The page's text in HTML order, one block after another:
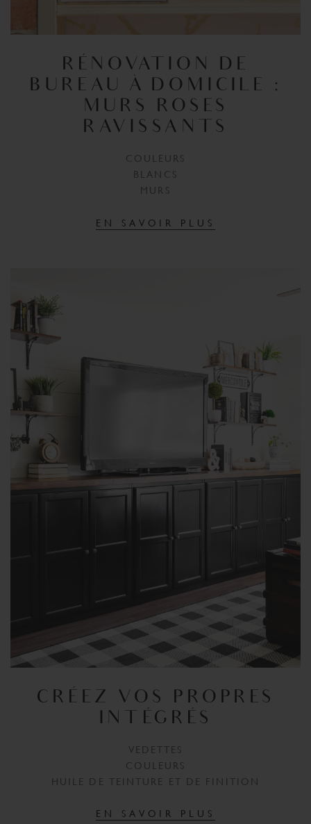
RÉNOVATION DE
BUREAU À DOMICILE :
MURS ROSES
RAVISSANTS
COULEURS
BLANCS
MURS
EN SAVOIR PLUS
CRÉEZ VOS PROPRES
INTÉGRÉS
VEDETTES
COULEURS
HUILE DE TEINTURE ET DE FINITION
EN SAVOIR PLUS